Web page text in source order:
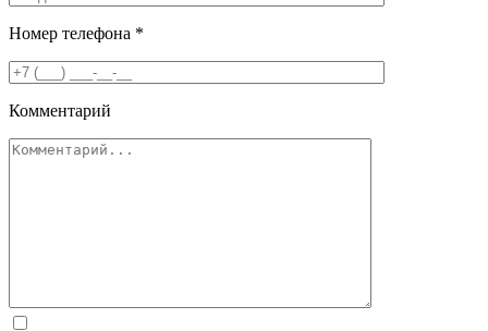
Номер телефона *
Комментарий